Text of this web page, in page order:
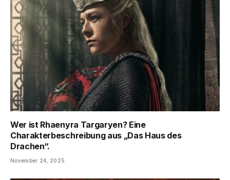
Wer ist Rhaenyra Targaryen? Eine
Charakterbeschreibung aus „Das Haus des
Drachen“.
November 24, 2025